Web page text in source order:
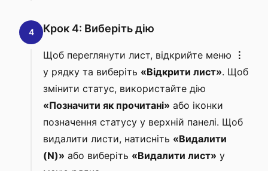
4 Крок 4: Виберіть дію
Щоб переглянути лист, відкрийте меню
⋮
у рядку та виберіть «Відкрити лист». Щоб
змінити статус, використайте дію
«Позначити як прочитані» або іконки
позначення статусу у верхній панелі. Щоб
видалити листи, натисніть «Видалити
(N)» або виберіть «Видалити лист» у